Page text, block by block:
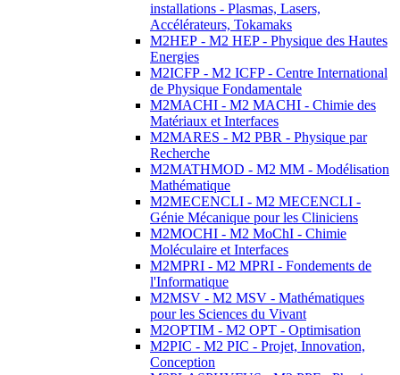
installations - Plasmas, Lasers,
Accélérateurs, Tokamaks
M2HEP - M2 HEP - Physique des Hautes
Energies
M2ICFP - M2 ICFP - Centre International
de Physique Fondamentale
M2MACHI - M2 MACHI - Chimie des
Matériaux et Interfaces
M2MARES - M2 PBR - Physique par
Recherche
M2MATHMOD - M2 MM - Modélisation
Mathématique
M2MECENCLI - M2 MECENCLI -
Génie Mécanique pour les Cliniciens
M2MOCHI - M2 MoChI - Chimie
Moléculaire et Interfaces
M2MPRI - M2 MPRI - Fondements de
l'Informatique
M2MSV - M2 MSV - Mathématiques
pour les Sciences du Vivant
M2OPTIM - M2 OPT - Optimisation
M2PIC - M2 PIC - Projet, Innovation,
Conception